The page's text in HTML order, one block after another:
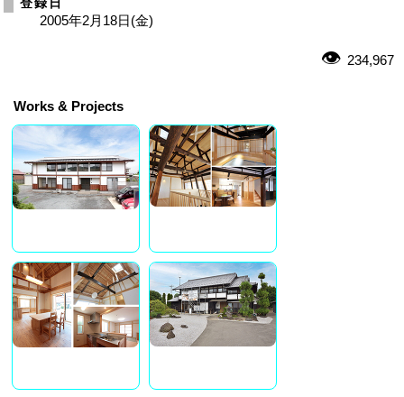
登録日
2005年2月18日(金)
234,967
Works & Projects